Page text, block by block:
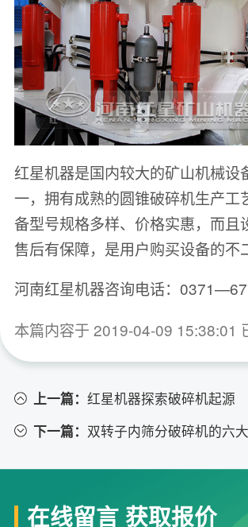
红星机器是国内较大的矿山机械设
一，拥有成熟的圆锥破碎机生产工
备型号规格多样、价格实惠，而且
售后有保障，是用户购买设备的不
河南红星机器咨询电话：
本篇内容于 2019-04-09 15:38:01
上一篇： 红星机器探索破碎机起源
下一篇： 双转子内筛分破碎机的六
在线留言 获取报价